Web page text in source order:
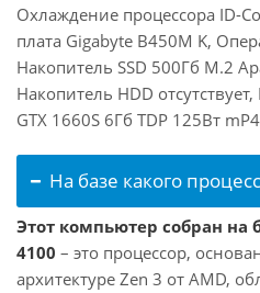
Охлаждение процессора ID-
плата Gigabyte B450M K,
Накопитель SSD 500Гб M.2
Накопитель HDD
GTX 1660S 6Гб TDP 125Вт
На базе какого
Этот компьютер собран на
4100 – это процессор,
архитектуре Zen 3 от AMD,